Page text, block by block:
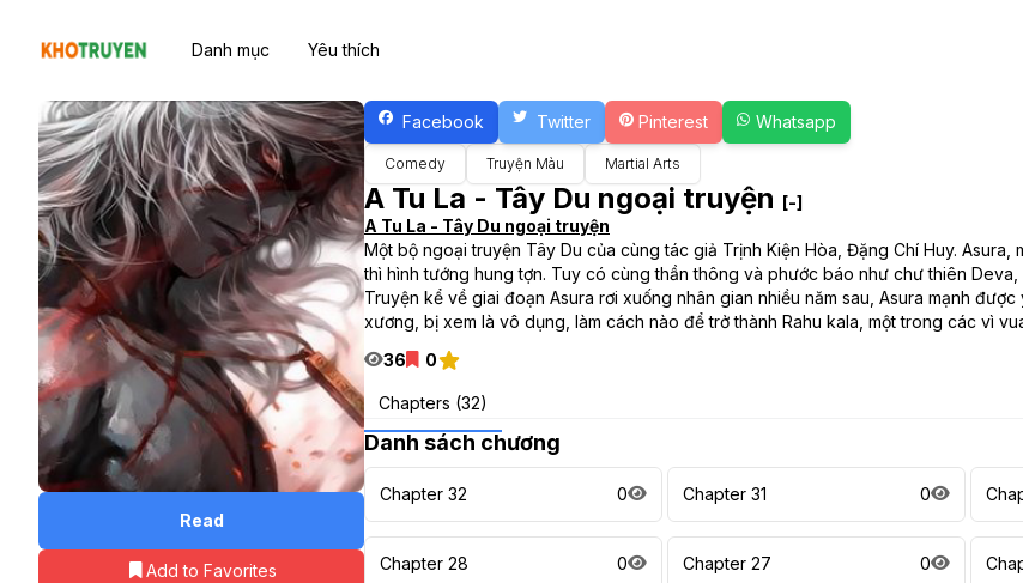
Danh mục Yêu thích
Read
Add to Favorites
Facebook Twitter Pinterest Whatsapp
Comedy Truyện Màu Martial Arts
A Tu La - Tây Du ngoại truyện [-]
A Tu La - Tây Du ngoại truyện
Một bộ ngoại truyện Tây Du của cùng tác giả Trịnh Kiện Hòa, Đặng Chí Huy.
thì hình tướng hung tợn. Tuy có cùng thần thông và phước báo như chư thiên
Truyện kể về giai đoạn Asura rơi xuống nhân gian nhiều năm sau, Asura mạnh
xương, bị xem là vô dụng, làm cách nào để trở thành Rahu kala, một trong các vì
36
0
Chapters (32)
Danh sách chương
Chapter 32 0 Chapter 31 0
Chapter 28 0 Chapter 27 0